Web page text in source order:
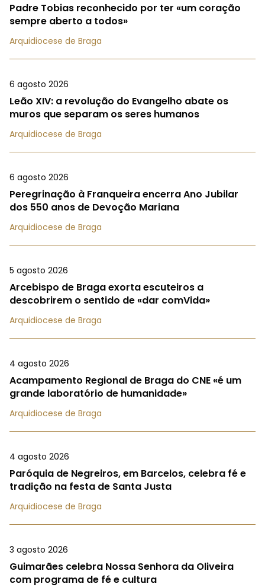
Padre Tobias reconhecido por ter «um coração
sempre aberto a todos»
Arquidiocese de Braga
6 agosto 2026
Leão XIV: a revolução do Evangelho abate os
muros que separam os seres humanos
Arquidiocese de Braga
6 agosto 2026
Peregrinação à Franqueira encerra Ano Jubilar
dos 550 anos de Devoção Mariana
Arquidiocese de Braga
5 agosto 2026
Arcebispo de Braga exorta escuteiros a
descobrirem o sentido de «dar comVida»
Arquidiocese de Braga
4 agosto 2026
Acampamento Regional de Braga do CNE «é um
grande laboratório de humanidade»
Arquidiocese de Braga
4 agosto 2026
Paróquia de Negreiros, em Barcelos, celebra fé e
tradição na festa de Santa Justa
Arquidiocese de Braga
3 agosto 2026
Guimarães celebra Nossa Senhora da Oliveira
com programa de fé e cultura